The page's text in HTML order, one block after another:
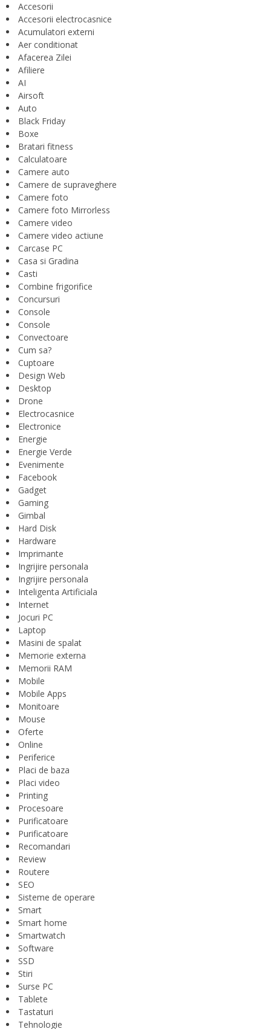
Accesorii
Accesorii electrocasnice
Acumulatori externi
Aer conditionat
Afacerea Zilei
Afiliere
AI
Airsoft
Auto
Black Friday
Boxe
Bratari fitness
Calculatoare
Camere auto
Camere de supraveghere
Camere foto
Camere foto Mirrorless
Camere video
Camere video actiune
Carcase PC
Casa si Gradina
Casti
Combine frigorifice
Concursuri
Console
Console
Convectoare
Cum sa?
Cuptoare
Design Web
Desktop
Drone
Electrocasnice
Electronice
Energie
Energie Verde
Evenimente
Facebook
Gadget
Gaming
Gimbal
Hard Disk
Hardware
Imprimante
Ingrijire personala
Ingrijire personala
Inteligenta Artificiala
Internet
Jocuri PC
Laptop
Masini de spalat
Memorie externa
Memorii RAM
Mobile
Mobile Apps
Monitoare
Mouse
Oferte
Online
Periferice
Placi de baza
Placi video
Printing
Procesoare
Purificatoare
Purificatoare
Recomandari
Review
Routere
SEO
Sisteme de operare
Smart
Smart home
Smartwatch
Software
SSD
Stiri
Surse PC
Tablete
Tastaturi
Tehnologie